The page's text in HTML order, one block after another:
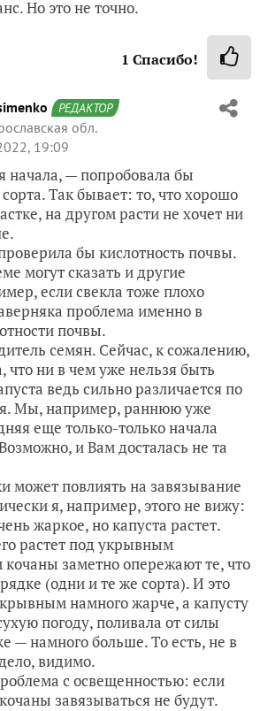
Но это не точно.
1 Спасибо!
РЕДАКТОР
обл.
19:09
начала, — попробовала бы
Так бывает: то, что хорошо
на другом расти не хочет ни
бы кислотность почвы.
могут сказать и другие
если свекла тоже плохо
проблема именно в
почвы.
семян. Сейчас, к сожалению,
что ни в чем уже нельзя быть
ведь сильно различается по
Мы, например, раннюю уже
еще только-только начала
и Вам досталась не та
может повлиять на завязывание
я, например, этого не вижу:
жаркое, но капуста растет.
растет под укрывным
заметно опережают те, что
(одни и те же сорта). И это
намного жарче, а капусту
погоду, поливала от силы
— намного больше. То есть, не в
видимо.
с освещенностью: если
завязываться не будут.